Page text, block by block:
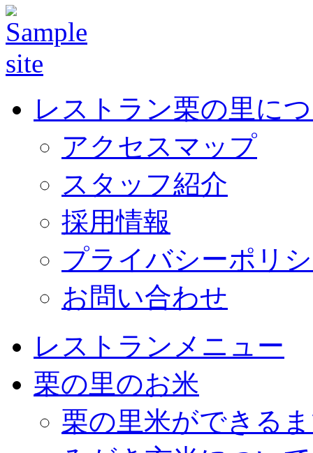
レストラン栗の里に
アクセスマップ
スタッフ紹介
採用情報
プライバシーポリ
お問い合わせ
レストランメニュー
栗の里のお米
栗の里米ができる